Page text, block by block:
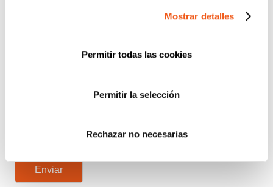
Mostrar detalles
Permitir todas las cookies
Permitir la selección
Rechazar no necesarias
informativo entre los suscriptores. Para obtener más
con mayor detalle en la Política de Privacidad.
Enviar